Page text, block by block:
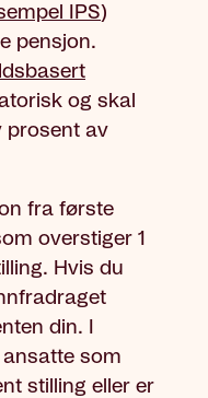
IPS)
pensjon.
og skal
prosent av
fra første
overstiger 1
Hvis du
din. I
som
stilling eller er